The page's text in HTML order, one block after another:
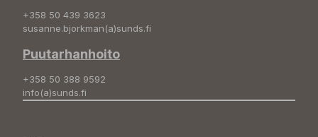
+358 50 439 3623
susanne.bjorkman(a)sunds.fi
Puutarhanhoito
+358 50 388 9592
info(a)sunds.fi